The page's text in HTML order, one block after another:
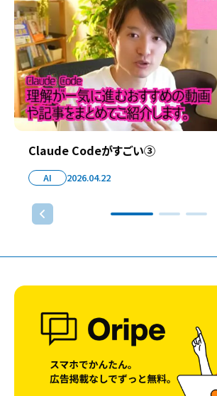
Claude Codeがすごい③
AI 2026.04.22